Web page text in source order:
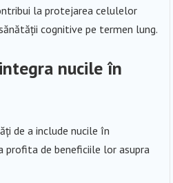
la protejarea celulelor
cognitive pe termen lung.
nucile în
de a include nucile în
profita de beneficiile lor asupra